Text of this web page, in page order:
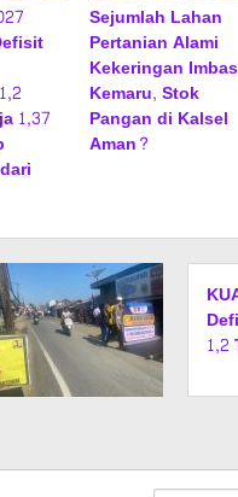
1,37
Sejumlah Lahan
Pertanian Alami
Kekeringan Imbas
Kemaru, Stok
Pangan di Kalsel
Aman?